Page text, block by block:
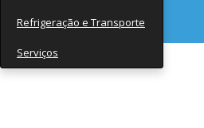
Refrigeração e Transporte
Serviços